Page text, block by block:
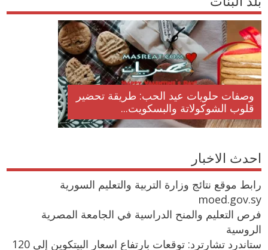
وصفات حلويات عيد الحب: طريقة تحضير
قلوب الشوكولاتة والبسكويت...
احدث الاخبار
رابط موقع نتائج وزارة التربية والتعليم السورية
moed.gov.sy
فرص التعليم والمنح الدراسية في الجامعة المصرية
الروسية
ستاندرد تشارترد: توقعات بارتفاع اسعار البيتكوين إلى 120